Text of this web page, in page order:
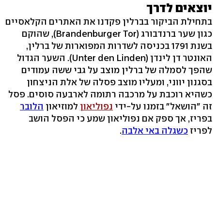
יוצאים לדרך
בתחילת הביקור בברלין פקדנו את האתרים הקלאסיים
כגון שער ברנדבורג (Brandenburger Tor), שהוקם
בשנת 1791 בכניסה לשדרות המפוארות של ברלין,
האונטר דן לינדן (Unter den Linden). השער הגדול
שהפך לסמלה של ברלין מוצב על גבי ששה עמודים
בסגנון יווני, ומעליו מוצב פסלה של אלת הניצחון
כשהיא רוכבת על מרכבה רתומה לארבעה סוסים. פסל
זה "הושאל" בזמנו על-ידי נפוליאון למוזיאון הלובר
בפריז, אך ספק אם נפוליאון שמע כי הפסל הושב
לפריז כשגלה באי אלבה.